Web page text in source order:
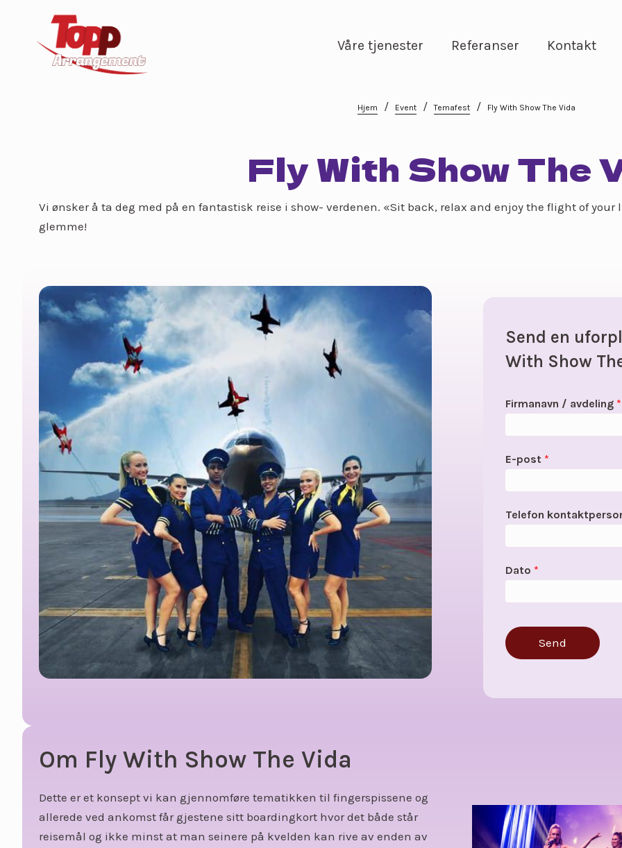
Våre tjenester Referanser Kontakt
Hjem / Event / Temafest / Fly With Show The Vida
Fly With Show The
Vi ønsker å ta deg med på en fantastisk reise i show- verdenen. «Sit back, relax and enjoy the flight of
glemme!
Send en
With Show
Firmanavn / avdeling *
E-post *
Telefon
Dato *
Send
Om Fly With Show The Vida
Dette er et konsept vi kan gjennomføre tematikken til fingerspissene og
allerede ved ankomst får gjestene sitt boardingkort hvor det både står
reisemål og ikke minst at man seinere på kvelden kan rive av enden av